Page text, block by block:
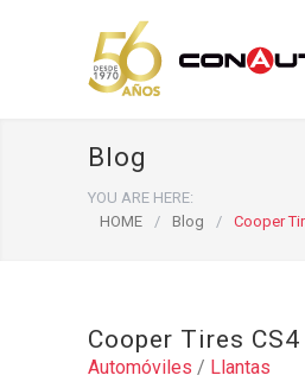
Blog
YOU ARE HERE:
HOME
/ Blog / Cooper
Cooper Tires
Automóviles / Llantas